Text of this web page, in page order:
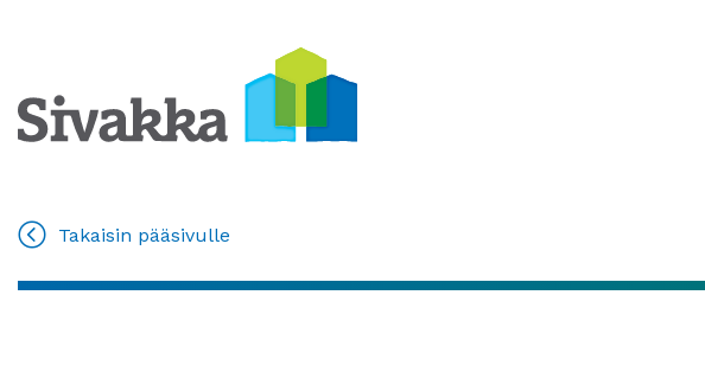
Takaisin pääsivulle